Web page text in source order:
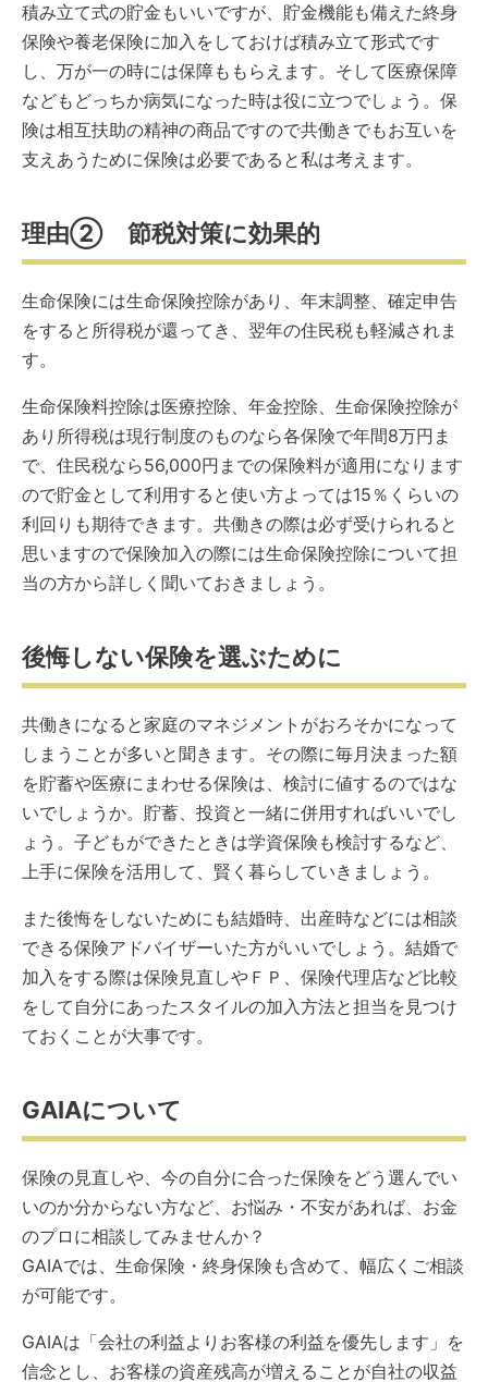
積み立て式の貯金もいいですが、貯金機能も備えた終身
保険や養老保険に加入をしておけば積み立て形式です
し、万が一の時には保障ももらえます。そして医療保障
などもどっちか病気になった時は役に立つでしょう。保
険は相互扶助の精神の商品ですので共働きでもお互いを
支えあうために保険は必要であると私は考えます。
理由② 節税対策に効果的
生命保険には生命保険控除があり、年末調整、確定申告
をすると所得税が還ってき、翌年の住民税も軽減されま
す。
生命保険料控除は医療控除、年金控除、生命保険控除が
あり所得税は現行制度のものなら各保険で年間8万円ま
で、住民税なら56,000円までの保険料が適用になります
ので貯金として利用すると使い方よっては15％くらいの
利回りも期待できます。共働きの際は必ず受けられると
思いますので保険加入の際には生命保険控除について担
当の方から詳しく聞いておきましょう。
後悔しない保険を選ぶために
共働きになると家庭のマネジメントがおろそかになって
しまうことが多いと聞きます。その際に毎月決まった額
を貯蓄や医療にまわせる保険は、検討に値するのではな
いでしょうか。貯蓄、投資と一緒に併用すればいいでし
ょう。子どもができたときは学資保険も検討するなど、
上手に保険を活用して、賢く暮らしていきましょう。
また後悔をしないためにも結婚時、出産時などには相談
できる保険アドバイザーいた方がいいでしょう。結婚で
加入をする際は保険見直しやＦＰ、保険代理店など比較
をして自分にあったスタイルの加入方法と担当を見つけ
ておくことが大事です。
GAIAについて
保険の見直しや、今の自分に合った保険をどう選んでい
いのか分からない方など、お悩み・不安があれば、お金
のプロに相談してみませんか？
GAIAでは、生命保険・終身保険も含めて、幅広くご相談
が可能です。
GAIAは「会社の利益よりお客様の利益を優先します」を
信念とし、お客様の資産残高が増えることが自社の収益